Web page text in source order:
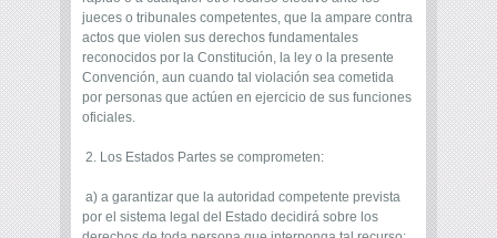
jueces o tribunales competentes, que la ampare contra
actos que violen sus derechos fundamentales
reconocidos por la Constitución, la ley o la presente
Convención, aun cuando tal violación sea cometida
por personas que actúen en ejercicio de sus funciones
oficiales.
2. Los Estados Partes se comprometen:
a) a garantizar que la autoridad competente prevista
por el sistema legal del Estado decidirá sobre los